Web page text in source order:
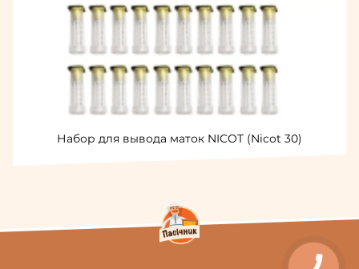
Набор для вывода маток NICOT (Nicot 30)